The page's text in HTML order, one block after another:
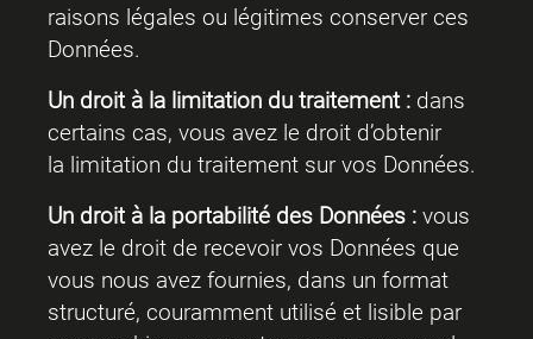
raisons légales ou légitimes conserver ces
Données.
Un droit à la limitation du traitement : dans
certains cas, vous avez le droit d’obtenir
la limitation du traitement sur vos Données.
Un droit à la portabilité des Données : vous
avez le droit de recevoir vos Données que
vous nous avez fournies, dans un format
structuré, couramment utilisé et lisible par